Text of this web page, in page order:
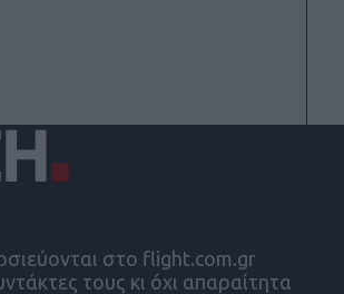
στο flight.com.gr
τους κι όχι απαραίτητα